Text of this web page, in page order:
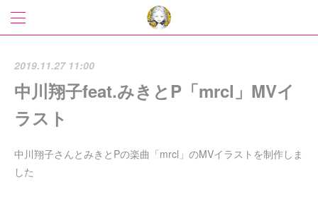
2019.11.27 11:00
中川翔子feat.みきとP「mrcl」MVイ
ラスト
中川翔子さんとみきとPの楽曲「mrcl」のMVイラストを制作しま
した